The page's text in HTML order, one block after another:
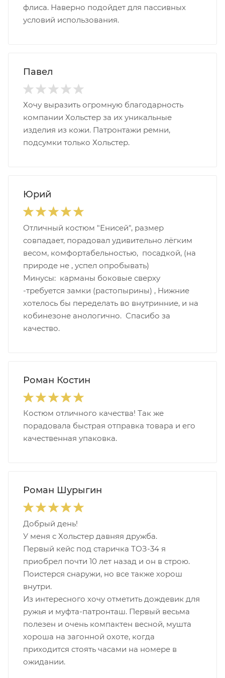
флиса. Наверно подойдет для пассивных
условий использования.
Павел
Хочу выразить огромную благодарность
компании Хольстер за их уникальные
изделия из кожи. Патронтажи ремни,
подсумки только Хольстер.
Юрий
Отличный костюм "Енисей", размер
совпадает, порадовал удивительно лёгким
весом, комфортабельностью, посадкой, (на
природе не , успел опробывать)
Минусы: карманы боковые сверху
-требуется замки (растопырины) , Нижние
хотелось бы переделать во внутринние, и на
кобинезоне анологично. Спасибо за
качество.
Роман Костин
Костюм отличного качества! Так же
порадовала быстрая отправка товара и его
качественная упаковка.
Роман Шурыгин
Добрый день!
У меня с Хольстер давняя дружба.
Первый кейс под старичка ТОЗ-34 я
приобрел почти 10 лет назад и он в строю.
Поистерся снаружи, но все также хорош
внутри.
Из интересного хочу отметить дождевик для
ружья и муфта-патронташ. Первый весьма
полезен и очень компактен весной, мушта
хороша на загонной охоте, когда
приходится стоять часами на номере в
ожидании.